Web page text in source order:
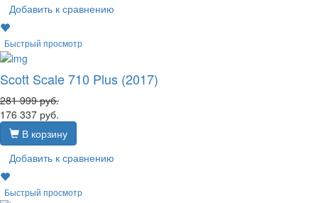
Добавить к сравнению
Быстрый просмотр
Scott Scale 710 Plus (2017)
281 999руб.
176 337 руб.
В корзину
Добавить к сравнению
Быстрый просмотр